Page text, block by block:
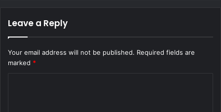
Leave a Reply
Your email address will not be published. Required fields are
marked *